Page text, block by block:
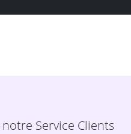
Service Clients